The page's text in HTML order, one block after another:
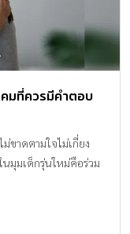
มที่ควรมีคำตอบ
าดตามใจไม่เกี่ยง
มุมเด็กรุ่นใหม่คือร่วม